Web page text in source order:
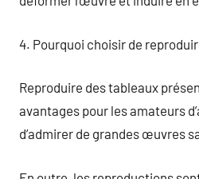
4. Pourquoi choisir de
Reproduire des tableaux
avantages pour les amateurs
d’admirer de grandes œuvres